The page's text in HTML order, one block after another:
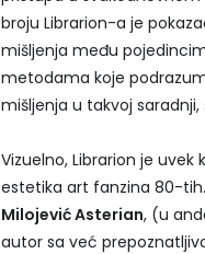
broju Librarion-a je
mišljenja među
metodama koje
mišljenja u takvoj
Vizuelno, Librarion je
estetika art fanzina 80-
Milojević Asterian, (u
autor sa već